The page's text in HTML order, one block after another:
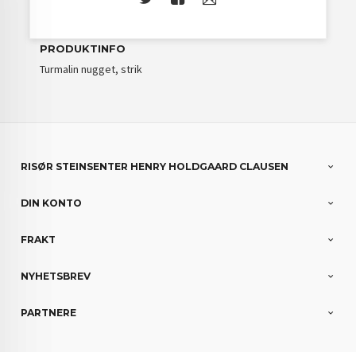
PRODUKTINFO
Turmalin nugget, strik
RISØR STEINSENTER HENRY HOLDGAARD CLAUSEN
DIN KONTO
FRAKT
NYHETSBREV
PARTNERE